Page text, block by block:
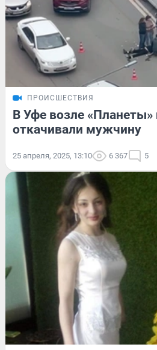
ПРОИСШЕСТВИЯ
В Уфе возле «Планеты»
откачивали мужчину
25 апреля, 2025, 13:10 6 367 5